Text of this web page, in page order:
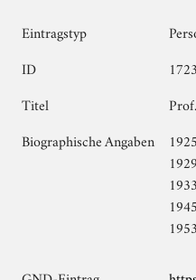
Eintragstyp
ID
Titel
Biographische Angaben